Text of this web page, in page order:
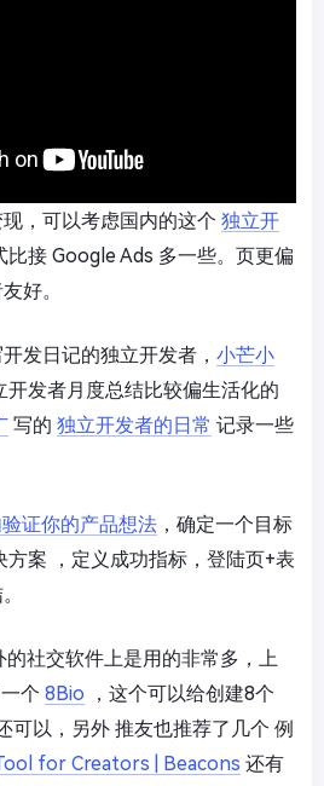
，可以考虑国内的这个 独立开
比接 Google Ads 多一些。页更偏
好。
发日记的独立开发者， 小芒小
开发者月度总结比较偏生活化的
写的 独立开发者的日常 记录一些
证你的产品想法 ，确定一个目标
案 ，定义成功指标，登陆页+表
社交软件上是用的非常多，上
个 8Bio ，这个可以给创建8个
可以，另外 推友也推荐了几个 例
for Creators | Beacons 还有